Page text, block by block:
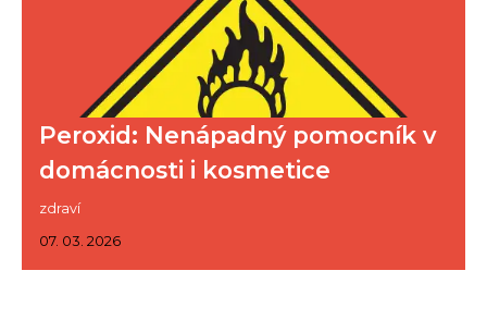
Peroxid: Nenápadný pomocník v
domácnosti i kosmetice
zdraví
07. 03. 2026